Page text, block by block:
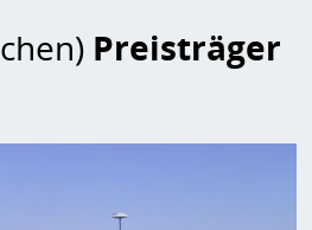
Preisträger